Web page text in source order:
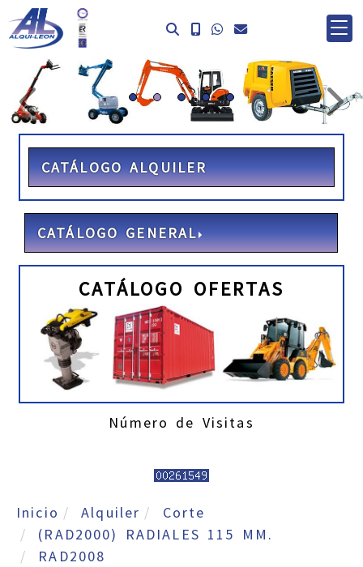
prev
CATÁLOGO ALQUILER
CATÁLOGO GENERAL
CATÁLOGO OFERTAS
Número de Visitas
Inicio Alquiler
Corte
(RAD2000) RADIALES 115 MM.
RAD2008